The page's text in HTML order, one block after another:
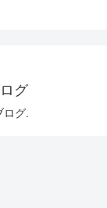
グ
ログ.